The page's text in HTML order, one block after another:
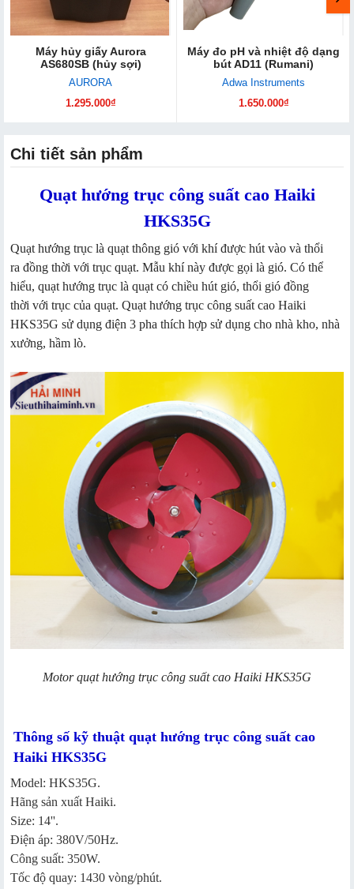
Máy hủy giấy Aurora
AS680SB (hủy sợi)
AURORA
1.295.000₫
Máy đo pH và nhiệt độ dạng
bút AD11 (Rumani)
Adwa Instruments
1.650.000₫
Chi tiết sản phẩm
Quạt hướng trục công suất cao Haiki
HKS35G
Quạt hướng trục là quạt thông gió với khí được hút vào và thổi
ra đồng thời với trục quạt. Mẫu khí này được gọi là gió. Có thể
hiểu, quạt hướng trục là quạt có chiều hút gió, thổi gió đồng
thời với trục của quạt. Quạt hướng trục công suất cao Haiki
HKS35G sử dụng điện 3 pha thích hợp sử dụng cho nhà kho, nhà
xưởng, hầm lò.
Motor quạt hướng trục công suất cao Haiki HKS35G
Thông số kỹ thuật quạt hướng trục công suất cao
Haiki HKS35G
Model: HKS35G.
Hãng sản xuất Haiki.
Size: 14''.
Điện áp: 380V/50Hz.
Công suất: 350W.
Tốc độ quay: 1430 vòng/phút.